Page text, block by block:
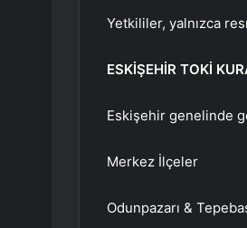
Yetkililer, yalnızca
ESKİŞEHİR TOKİ
Eskişehir genelinde
Merkez İlçeler
Odunpazarı &